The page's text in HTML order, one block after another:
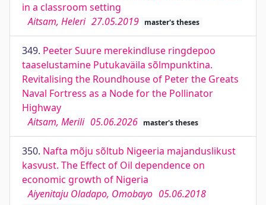
in a classroom setting
Aitsam, Heleri 27.05.2019 master's theses
349. Peeter Suure merekindluse ringdepoo
taaselustamine Putukaväila sõlmpunktina.
Revitalising the Roundhouse of Peter the Greats
Naval Fortress as a Node for the Pollinator
Highway
Aitsam, Merili 05.06.2026 master's theses
350. Nafta mõju sõltub Nigeeria majanduslikust
kasvust. The Effect of Oil dependence on
economic growth of Nigeria
Aiyenitaju Oladapo, Omobayo 05.06.2018